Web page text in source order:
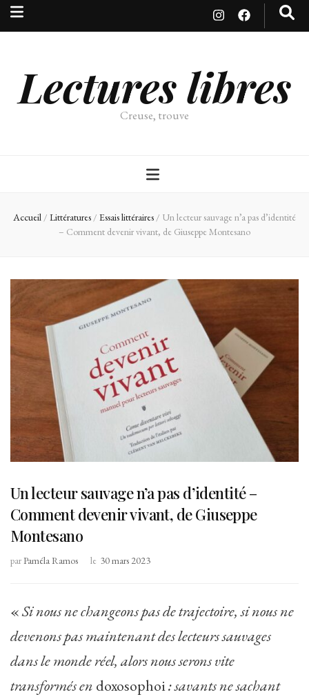
Lectures libres
Creuse, trouve
Accueil / Littératures / Essais littéraires / Un lecteur sauvage n’a pas d’identité
– Comment devenir vivant, de Giuseppe Montesano
Un lecteur sauvage n’a pas d’identité –
Comment devenir vivant, de Giuseppe
Montesano
parPaméla Ramos le 30 mars 2023
«Si nous ne changeons pas de trajectoire, si nous ne
devenons pas maintenant des lecteurs sauvages
dans le monde réel, alors nous serons vite
transformés en doxosophoi: savants ne sachant